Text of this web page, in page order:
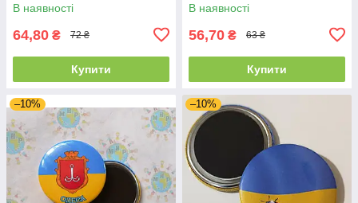
В наявності
64,80 ₴ 72 ₴
Купити
В наявності
56,70 ₴ 63 ₴
Купити
–10% –10%